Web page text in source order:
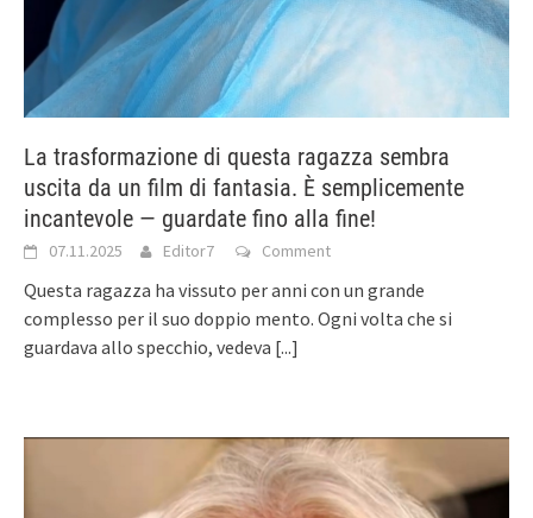
La trasformazione di questa ragazza sembra
uscita da un film di fantasia. È semplicemente
incantevole — guardate fino alla fine!
07.11.2025 Editor7 Comment
Questa ragazza ha vissuto per anni con un grande
complesso per il suo doppio mento. Ogni volta che si
guardava allo specchio, vedeva [...]